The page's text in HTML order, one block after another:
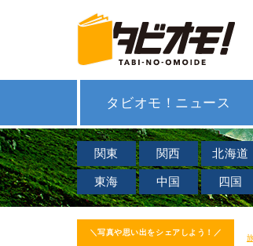
タビオモ！ニュース
関東 関西 北海道
東海 中国 四国
＼写真や思い出をシェアしよう！／